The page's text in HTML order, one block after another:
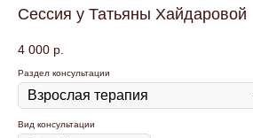
Сессия у Татьяны Хайдаровой
4 000 р.
Раздел консультации
Вид консультации